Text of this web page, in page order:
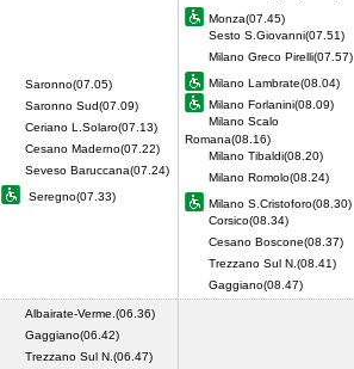
Saronno(07.05)
Saronno Sud(07.09)
Ceriano L.Solaro(07.13)
Cesano Maderno(07.22)
Seveso Baruccana(07.24)
Seregno(07.33)
Monza(07.45)
Sesto S.Giovanni(07.51)
Milano Greco Pirelli(07.57)
Milano Lambrate(08.04)
Milano Forlanini(08.09)
Milano Scalo
Romana(08.16)
Milano Tibaldi(08.20)
Milano Romolo(08.24)
Milano S.Cristoforo(08.30)
Corsico(08.34)
Cesano Boscone(08.37)
Trezzano Sul N.(08.41)
Gaggiano(08.47)
Albairate-Verme.(06.36)
Gaggiano(06.42)
Trezzano Sul N.(06.47)